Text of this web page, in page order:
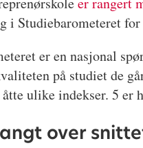
i Studiebarometeret
er en nasjonal
på studiet de
ulike indekser. 5 er
over